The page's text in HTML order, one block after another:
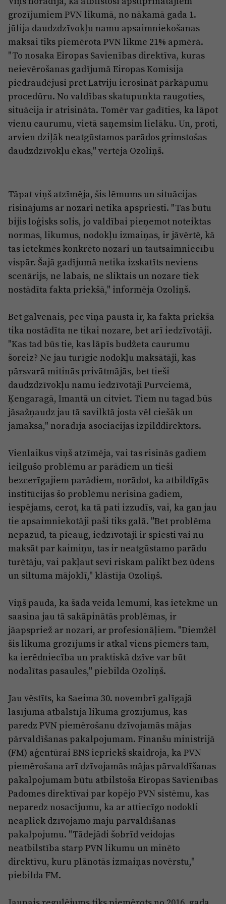
Jūrmala
Par laikrakstu
Privātuma politika
Ētikas kodekss
Lietošanas noteikumi
Pārredzamības paziņojumi
Sludinājumi
grozījumiem PVN likumā, no nākamā gada 1.
jūlija daudzdzīvokļu namu apsaimniekošanas
maksai tiks piemērota PVN likme 21% apmērā.
"To nosaka Eiropas Savienības direktīva, kuras
neievērošanas gadījumā Eiropas Komisija
piedraudējusi pret Latviju ierosināt pārkāpumu
procedūru. No valdības skatupunkta raugoties,
situācija ir atrisināta. Tomēr var gadīties, ka lāpot
vienu caurumu, vietā saņemsim lielāku. Un, proti,
arvien dziļāk neatgūstamos parādos grimstošas
daudzdzīvokļu ēkas," vērtēja Ozoliņš.
Tāpat viņš atzīmēja, šis lēmums un situācijas
risinājums ar nozari netika apspriesti. "Tas būtu
bijis loģisks solis, jo valdībai pieņemot noteiktas
normas, likumus, nodokļu izmaiņas, ir jāvērtē, kā
tas ietekmēs konkrēto nozari un tautsaimniecību
vispār. Šajā gadījumā netika izskatīts neviens
scenārijs, ne labais, ne sliktais un nozare tiek
nostādīta fakta priekšā," informēja Ozoliņš.
Bet galvenais, pēc viņa paustā ir, ka fakta priekšā
tika nostādīta ne tikai nozare, bet arī iedzīvotāji.
"Kas tad būs tie, kas lāpīs budžeta caurumu
šoreiz? Ne jau turīgie nodokļu maksātāji, kas
pārsvarā mitinās privātmājās, bet tieši
daudzdzīvokļu namu iedzīvotāji Purvciemā,
Ķengaragā, Imantā un citviet. Tiem nu tagad būs
jāsažņaudz jau tā savilktā josta vēl ciešāk un
jāmaksā," norādīja asociācijas izpilddirektors.
Vienlaikus viņš atzīmēja, vai tas risinās gadiem
ieilgušo problēmu ar parādiem un tieši
bezcerīgajiem parādiem, norādot, ka atbildīgās
institūcijas šo problēmu nerisina gadiem,
iespējams, cerot, ka tā pati izzudīs, vai, ka gan jau
tie apsaimniekotāji paši tiks galā. "Bet problēma
nepazūd, tā pieaug, iedzīvotāji ir spiesti vai nu
maksāt par kaimiņu, tas ir neatgūstamo parādu
turētāju, vai pakļaut sevi riskam palikt bez ūdens
un siltuma mājoklī," klāstīja Ozoliņš.
Viņš pauda, ka šāda veida lēmumi, kas ietekmē un
saasina jau tā sakāpinātās problēmas, ir
jāapspriež ar nozari, ar profesionāļiem. "Diemžēl
šis likuma grozījums ir atkal viens piemērs tam,
ka ierēdniecība un praktiskā dzīve var būt
nodalītas pasaules," piebilda Ozoliņš.
Jau vēstīts, ka Saeima 30. novembrī galīgajā
lasījumā atbalstīja likuma grozījumus, kas
paredz PVN piemērošanu dzīvojamās mājas
pārvaldīšanas pakalpojumam. Finanšu ministrijā
(FM) aģentūrai BNS iepriekš skaidroja, ka PVN
piemērošana arī dzīvojamās mājas pārvaldīšanas
pakalpojumam būtu atbilstoša Eiropas Savienības
Padomes direktīvai par kopējo PVN sistēmu, kas
neparedz nosacījumu, ka ar attiecīgo nodokli
neapliek dzīvojamo māju pārvaldīšanas
pakalpojumu. "Tādejādi šobrīd veidojas
neatbilstība starp PVN likumu un minēto
direktīvu, kuru plānotās izmaiņas novērstu,"
piebilda FM.